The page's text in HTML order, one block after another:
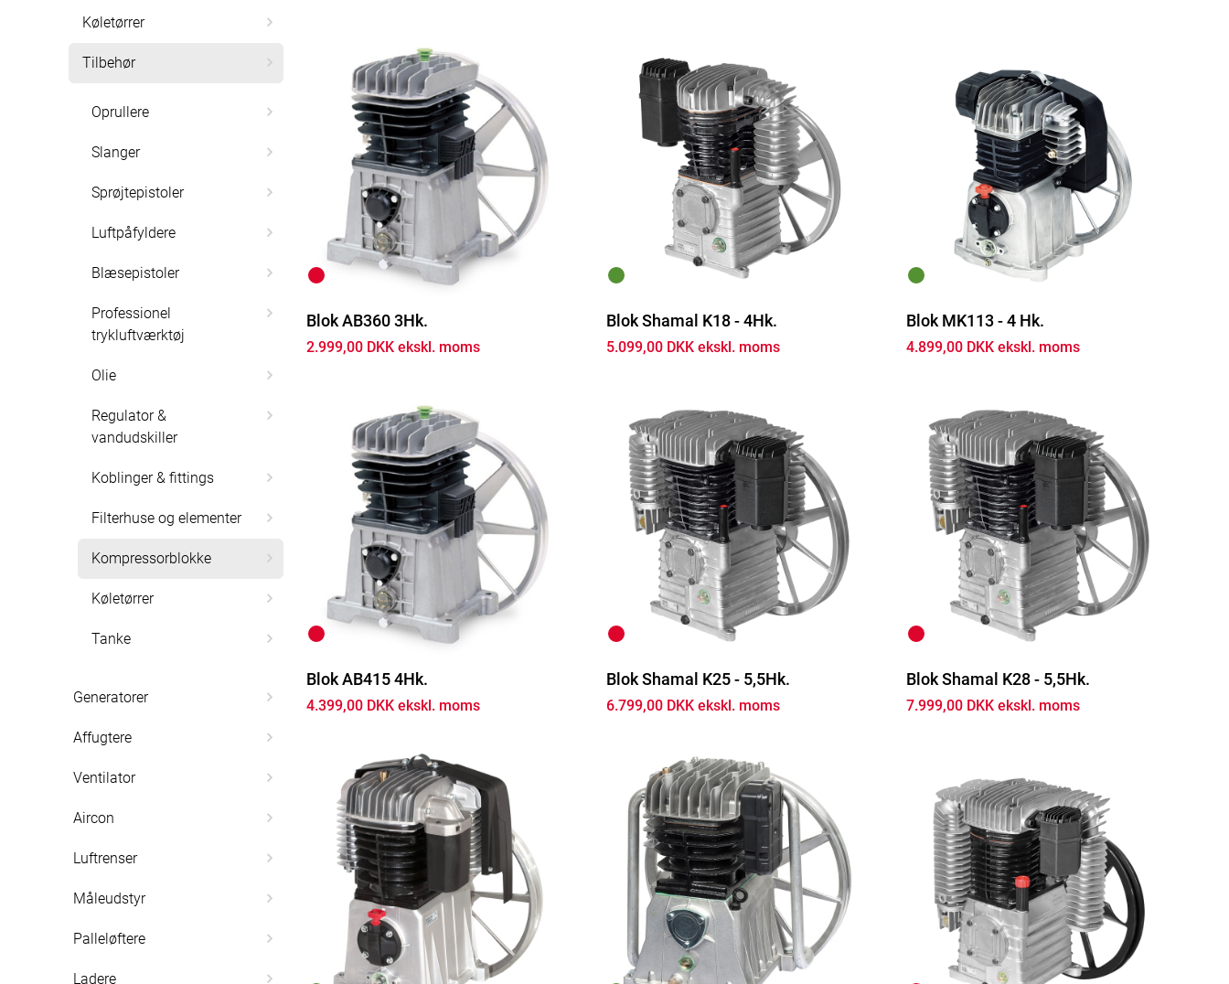
Køletørrer
Tilbehør
Oprullere
Slanger
Sprøjtepistoler
Luftpåfyldere
Blæsepistoler
Professionel
trykluftværktøj
Olie
Regulator &
vandudskiller
Koblinger & fittings
Filterhuse og elementer
Kompressorblokke
Køletørrer
Tanke
Generatorer
Affugtere
Ventilator
Aircon
Luftrenser
Måleudstyr
Palleløftere
Ladere
Blok AB360 3Hk.
2.999,00 DKK ekskl. moms
Blok Shamal K18 - 4Hk.
5.099,00 DKK ekskl. moms
Blok MK113 - 4 Hk.
4.899,00 DKK ekskl. moms
Blok AB415 4Hk.
4.399,00 DKK ekskl. moms
Blok Shamal K25 - 5,5Hk.
6.799,00 DKK ekskl. moms
Blok Shamal K28 - 5,5Hk.
7.999,00 DKK ekskl. moms